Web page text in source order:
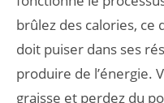
brûlez des calories, ce
doit puiser dans ses
produire de l’énergie.
graisse et perdez du